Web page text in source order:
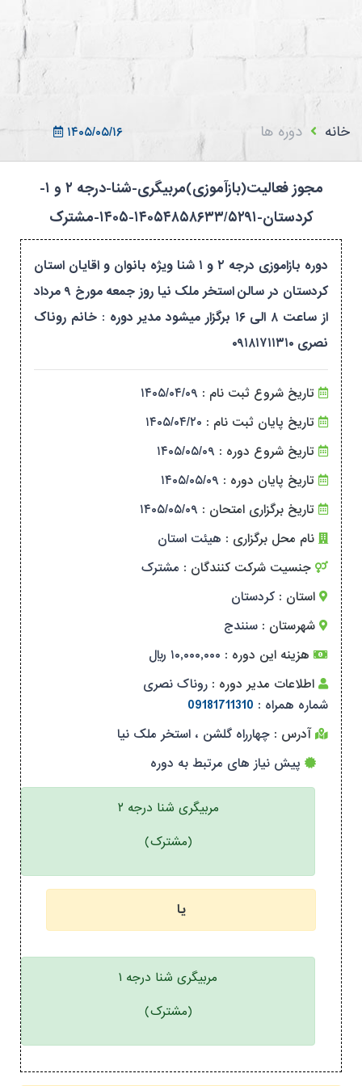
۱۴۰۵/۰۵/۱۶
خانه دوره ها
مجوز فعالیت(بازآموزی)مربیگری-شنا-درجه ۲ و ۱-
کردستان-۱۴۰۵۴۸۵۸۶۳۳/۵۲۹۱-۱۴۰۵-مشترک
دوره بازاموزی درجه ۲ و ۱ شنا ویژه بانوان و اقایان استان
کردستان در سالن استخر ملک نیا روز جمعه مورخ ۹ مرداد
از ساعت ۸ الی ۱۶ برگزار میشود مدیر دوره : خانم روناک
نصری ۰۹۱۸۱۷۱۱۳۱۰
تاریخ شروع ثبت نام : ۱۴۰۵/۰۴/۰۹
تاریخ پایان ثبت نام : ۱۴۰۵/۰۴/۲۰
تاریخ شروع دوره : ۱۴۰۵/۰۵/۰۹
تاریخ پایان دوره : ۱۴۰۵/۰۵/۰۹
تاریخ برگزاری امتحان : ۱۴۰۵/۰۵/۰۹
نام محل برگزاری : هیئت استان
جنسیت شرکت کنندگان : مشترک
استان : کردستان
شهرستان : سنندج
هزینه این دوره : ۱۰,۰۰۰,۰۰۰ ریال
اطلاعات مدیر دوره : روناک نصری
شماره همراه : 09181711310
آدرس : چهارراه گلشن ، استخر ملک نیا
پیش نیاز های مرتبط به دوره
مربیگری شنا درجه ۲
(مشترک)
یا
مربیگری شنا درجه ۱
(مشترک)